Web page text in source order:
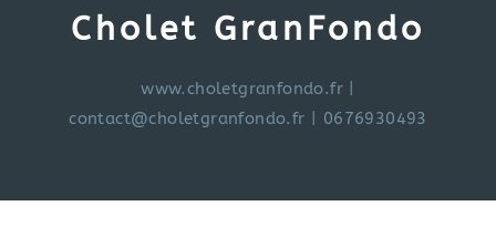
Cholet GranFondo
www.choletgranfondo.fr
contact@choletgranfondo.fr | 0676930493